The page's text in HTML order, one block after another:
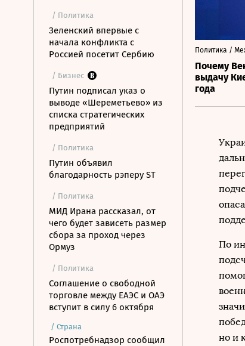
/ Политика
Зеленский впервые с
начала конфликта с
Россией посетит Сербию
/ Бизнес
Путин подписал указ о
выводе «Шереметьево» из
списка стратегических
предприятий
/ Политика
Путин объявил
благодарность рэперу ST
/ Политика
МИД Ирана рассказал, от
чего будет зависеть размер
сбора за проход через
Ормуз
/ Политика
Соглашение о свободной
торговле между ЕАЭС и ОАЭ
вступит в силу 6 октября
/ Страна
Роспотребнадзор сообщил
Почему
выдачу
года
Политика /
По
но и